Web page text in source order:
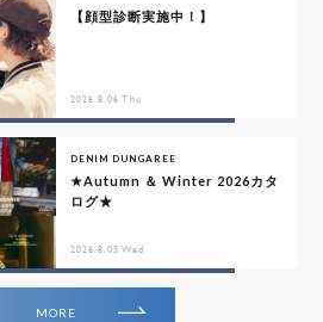
【顔型診断実施中！】
2026.8.06 Thu
DENIM DUNGAREE
★Autumn ＆ Winter 2026カタ
ログ★
2026.8.05 Wed
MORE